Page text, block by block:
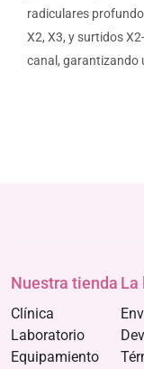
radiculares
X2, X3, y surtidos
canal, garantizando
Nuestra tienda
Clínica
Laboratorio
Equipamiento
La